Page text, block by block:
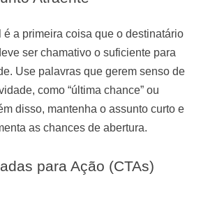
é a primeira coisa que o destinatário
ser chamativo o suficiente para
Use palavras que gerem senso de
como “última chance” ou
disso, mantenha o assunto curto e
as chances de abertura.
para Ação (CTAs)